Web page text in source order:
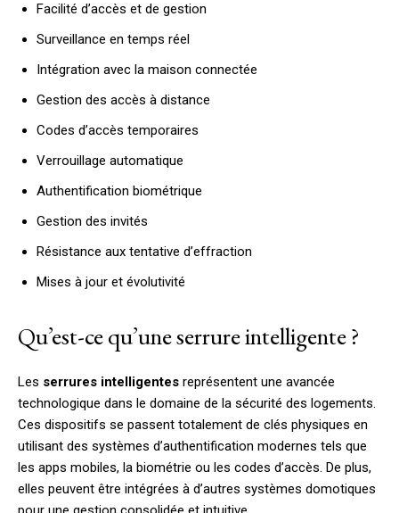
Facilité d’accès et de gestion
Surveillance en temps réel
Intégration avec la maison connectée
Gestion des accès à distance
Codes d’accès temporaires
Verrouillage automatique
Authentification biométrique
Gestion des invités
Résistance aux tentative d’effraction
Mises à jour et évolutivité
Qu’est-ce qu’une serrure intelligente ?
Les serrures intelligentes représentent une avancée
technologique dans le domaine de la sécurité des logements.
Ces dispositifs se passent totalement de clés physiques en
utilisant des systèmes d’authentification modernes tels que
les apps mobiles, la biométrie ou les codes d’accès. De plus,
elles peuvent être intégrées à d’autres systèmes domotiques